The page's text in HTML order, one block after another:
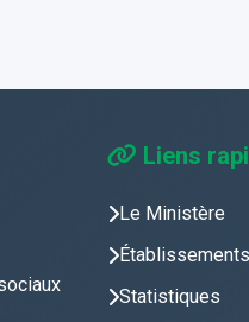
Liens
Le Ministère
Établissements
Statistiques